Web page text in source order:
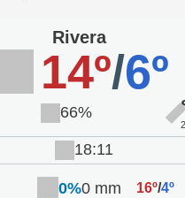
Rivera
14º/6º
66%
18:11
0%0 mm 16º/4º